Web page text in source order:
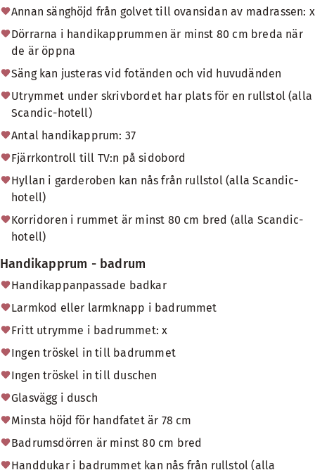
Annan sänghöjd från golvet till ovansidan av madrassen: x
Dörrarna i handikapprummen är minst 80 cm breda när
de är öppna
Säng kan justeras vid fotänden och vid huvudänden
Utrymmet under skrivbordet har plats för en rullstol (alla
Scandic-hotell)
Antal handikapprum: 37
Fjärrkontroll till TV:n på sidobord
Hyllan i garderoben kan nås från rullstol (alla Scandic-
hotell)
Korridoren i rummet är minst 80 cm bred (alla Scandic-
hotell)
Handikapprum - badrum
Handikappanpassade badkar
Larmkod eller larmknapp i badrummet
Fritt utrymme i badrummet: x
Ingen tröskel in till badrummet
Ingen tröskel in till duschen
Glasvägg i dusch
Minsta höjd för handfatet är 78 cm
Badrumsdörren är minst 80 cm bred
Handdukar i badrummet kan nås från rullstol (alla